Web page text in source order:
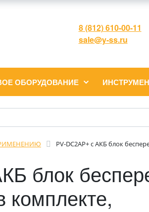
8 (812) 610-00-11
sale@y-ss.ru
ОБОРУДОВАНИЕ
PV-DC2AP+ с АКБ блок
блок